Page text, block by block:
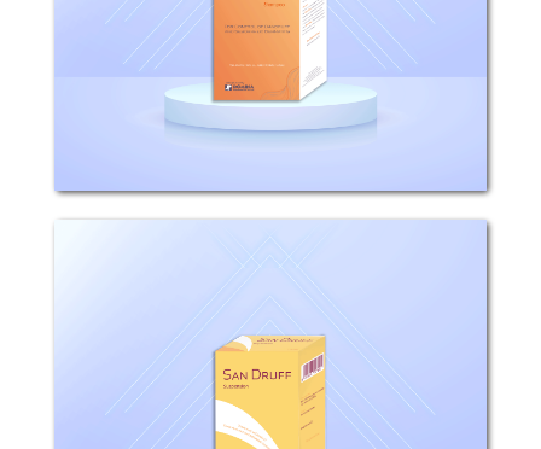
يستخدم دان زنك موضعياً للسيطرة...
سان دروف
التركيب: كل 100مل غسول معلق تحتوي على
2.5غ سيلينيوم سولفايد. آلية التأثير: يتمتع
سان دروف بتأثير مثبط لنمو الخلايا...